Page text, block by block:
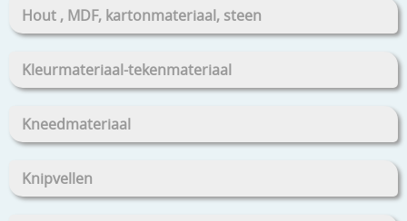
Hout , MDF, kartonmateriaal, steen
Kleurmateriaal-tekenmateriaal
Kneedmateriaal
Knipvellen